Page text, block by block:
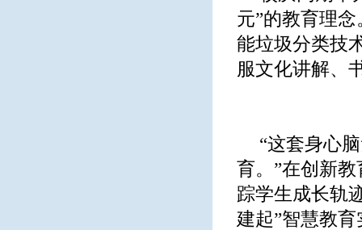
元”的教育理
能垃圾分类技
服文化讲解、
“这套身心
育。”在创新
踪学生成长轨
建起”智慧教